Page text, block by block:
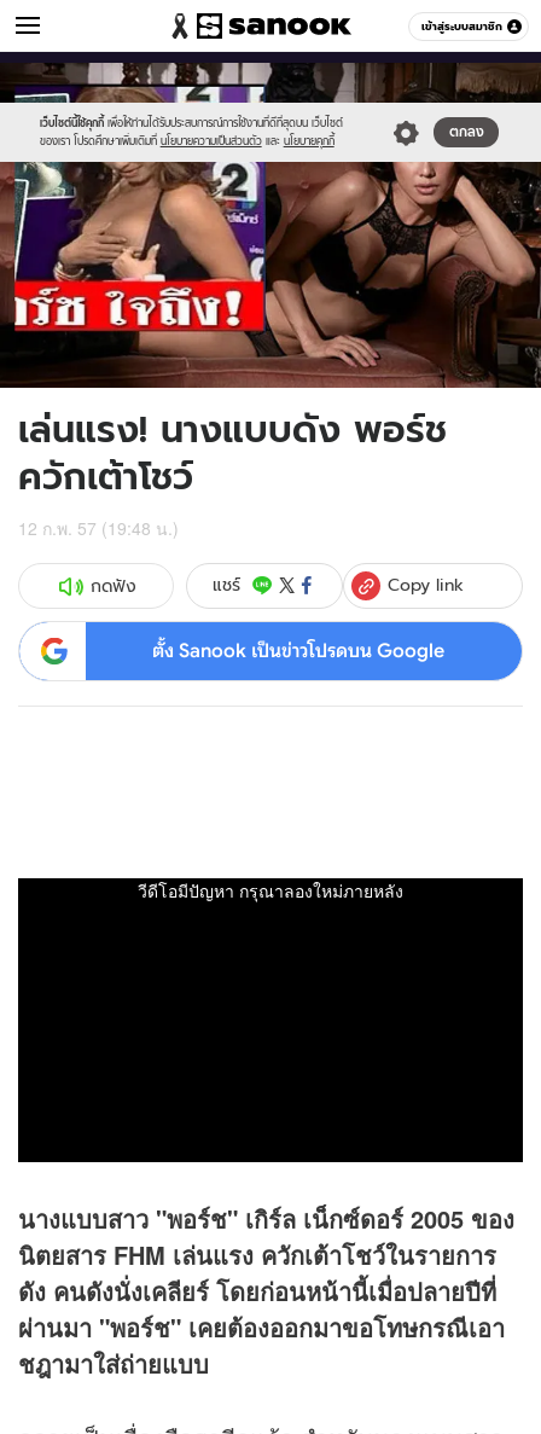
เข้าสู่ระบบสมาชิก
ข่าวบันเทิง หมวดอื่นๆ
เว็บไซต์นี้ใช้คุกกี้ เพื่อให้ท่านได้รับประสบการณ์การใช้งานที่ดีที่สุดบน เว็บไซต์
ของเรา โปรดศึกษาเพิ่มเติมที่ นโยบายความเป็นส่วนตัว และ นโยบายคุกกี้
ตกลง
Sanook
//s.isanook.com/sr/0/images/logo-
new-
sanook.png
600
60
//s.isanook.com/ns/0/ud/294/1470770/bb.jpg
เล่นแรง! นางแบบดัง พอร์ช
ควักเต้าโชว์
12 ก.พ. 57 (19:48 น.)
กดฟัง แชร์ Copy link
ตั้ง Sanook เป็นข่าวโปรดบน Google
นางแบบสาว "พอร์ช" เกิร์ล เน็กซ์ดอร์ 2005 ของ
นิตยสาร FHM เล่นแรง ควักเต้าโชว์ในรายการ
ดัง คนดังนั่งเคลียร์ โดยก่อนหน้านี้เมื่อปลายปีที่
ผ่านมา "พอร์ช" เคยต้องออกมาขอโทษกรณีเอา
ชฎามาใส่ถ่ายแบบ